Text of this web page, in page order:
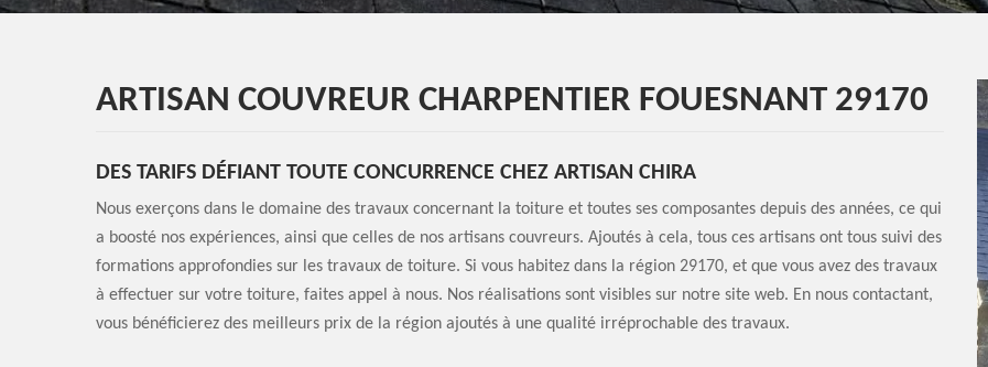
ARTISAN COUVREUR CHARPENTIER FOUESNANT 29170
DES TARIFS DÉFIANT TOUTE CONCURRENCE CHEZ ARTISAN CHIRA
Nous exerçons dans le domaine des travaux concernant la toiture et toutes ses composantes depuis des années, ce qui
a boosté nos expériences, ainsi que celles de nos artisans couvreurs. Ajoutés à cela, tous ces artisans ont tous suivi des
formations approfondies sur les travaux de toiture. Si vous habitez dans la région 29170, et que vous avez des travaux
à effectuer sur votre toiture, faites appel à nous. Nos réalisations sont visibles sur notre site web. En nous contactant,
vous bénéficierez des meilleurs prix de la région ajoutés à une qualité irréprochable des travaux.